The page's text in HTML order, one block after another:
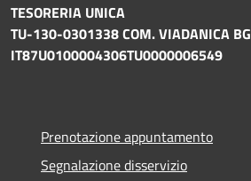
TESORERIA UNICA
TU-130-0301338 COM. VIADANICA BG
IT87U0100004306TU0000006549
Prenotazione appuntamento
Segnalazione disservizio